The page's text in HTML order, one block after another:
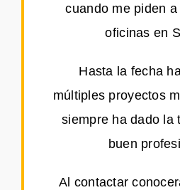
cuando me piden
oficinas en
Hasta la fecha
múltiples proyectos
siempre ha dado la
buen
Al contactar